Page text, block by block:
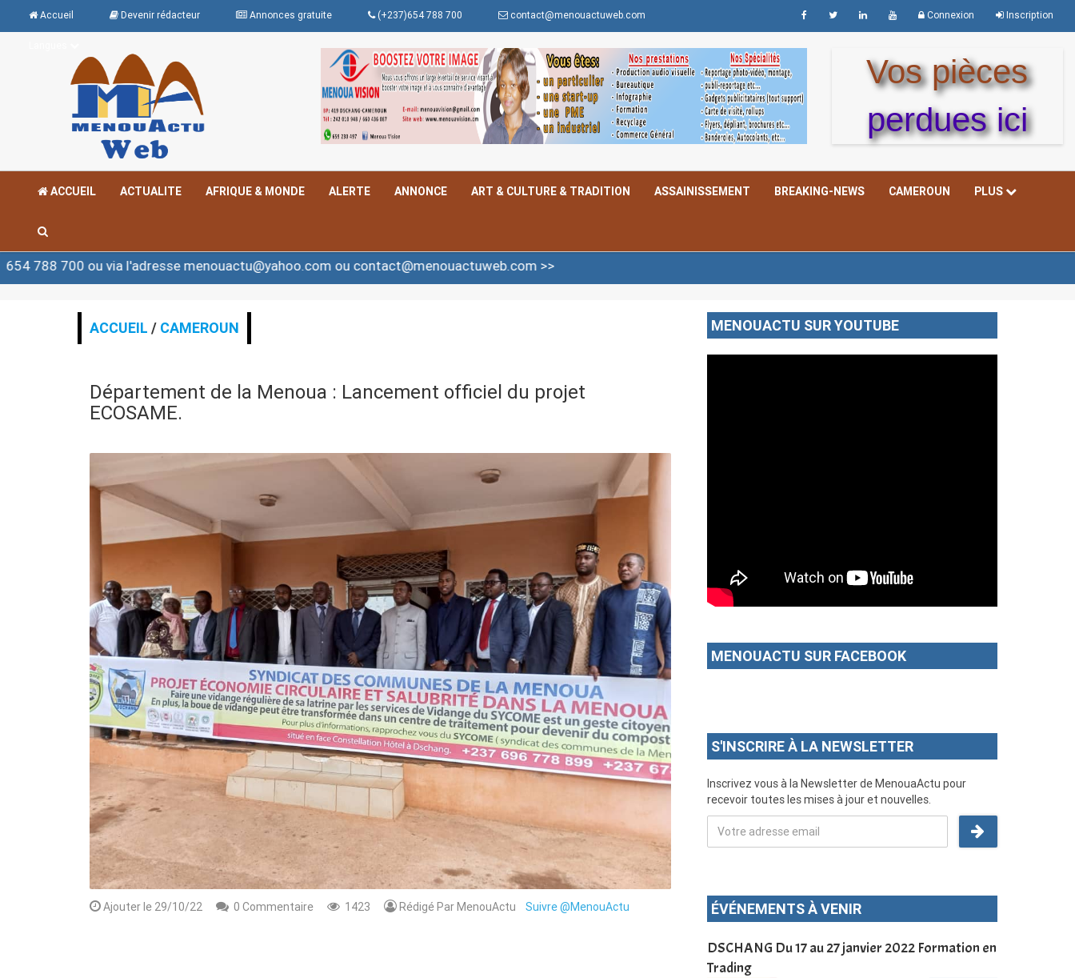
Accueil Devenir rédacteur Annonces gratuite (+237)654 788 700 contact@menouactuweb.com Connexion Inscription
Vos pièces
perdues ici
ACCUEIL ACTUALITE AFRIQUE & MONDE ALERTE ANNONCE ART & CULTURE & TRADITION ASSAINISSEMENT BREAKING-NEWS CAMEROUN PLUS
via l'adresse menouactu@yahoo.com ou contact@menouactuweb.com >>
ACCUEIL / CAMEROUN
Département de la Menoua : Lancement officiel du projet
ECOSAME.
Ajouter le 29/10/22 0 Commentaire 1423 Rédigé Par MenouActuSuivre @MenouActu
MENOUACTU SUR YOUTUBE
MENOUACTU SUR FACEBOOK
S'INSCRIRE À LA NEWSLETTER
Inscrivez vous à la Newsletter de MenouaActu pour
recevoir toutes les mises à jour et nouvelles.
ÉVÉNEMENTS À VENIR
DSCHANG Du 17 au 27 janvier 2022 Formation en
Trading